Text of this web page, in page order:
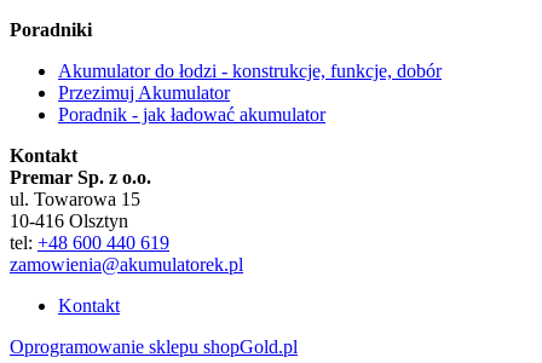
Poradniki
Akumulator do łodzi - konstrukcje, funkcje, dobór
Przezimuj Akumulator
Poradnik - jak ładować akumulator
Kontakt
Premar Sp. z o.o.
ul. Towarowa 15
10-416 Olsztyn
tel: +48 600 440 619
zamowienia@akumulatorek.pl
Kontakt
Oprogramowanie sklepu shopGold.pl